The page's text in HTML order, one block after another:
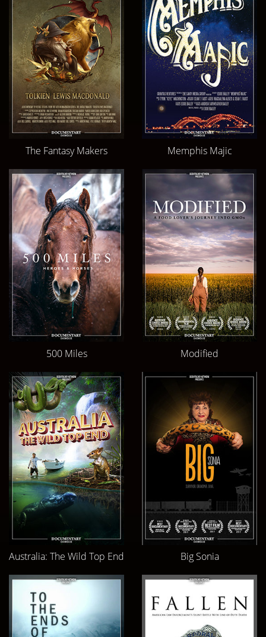
The Fantasy Makers Memphis Majic
500 Miles Modified
Australia: The Wild Top End Big Sonia